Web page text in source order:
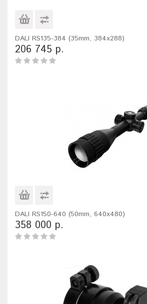
DALI RS135-384 (35mm, 384x288)
206 745 р.
DALI RS150-640 (50mm, 640x480)
358 000 р.